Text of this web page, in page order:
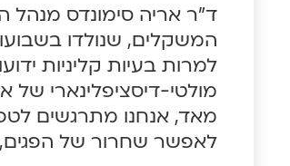
ד"ר אריה סימונדס מנהל
המשקלים, שנולדו
למרות בעיות קליניות
מולטי-דיסציפלינארי של
מאד, אנחנו מתרגשים
לאפשר שחרור של